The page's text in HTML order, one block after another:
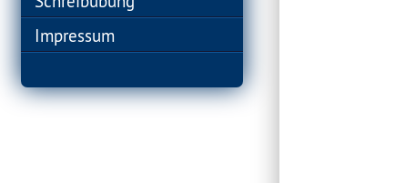
Impressum